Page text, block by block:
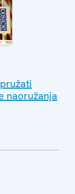
naoružanja